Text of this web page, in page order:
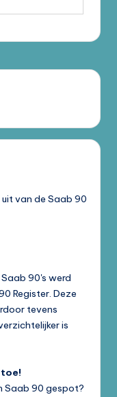
van de Saab 90
90's werd
Register. Deze
tevens
is
Saab 90 gespot?